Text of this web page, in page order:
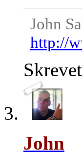
John
http://
John